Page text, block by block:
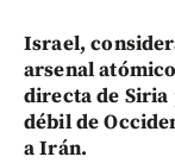
Israel,
arsenal
directa de Siria
débil de
a Irán.